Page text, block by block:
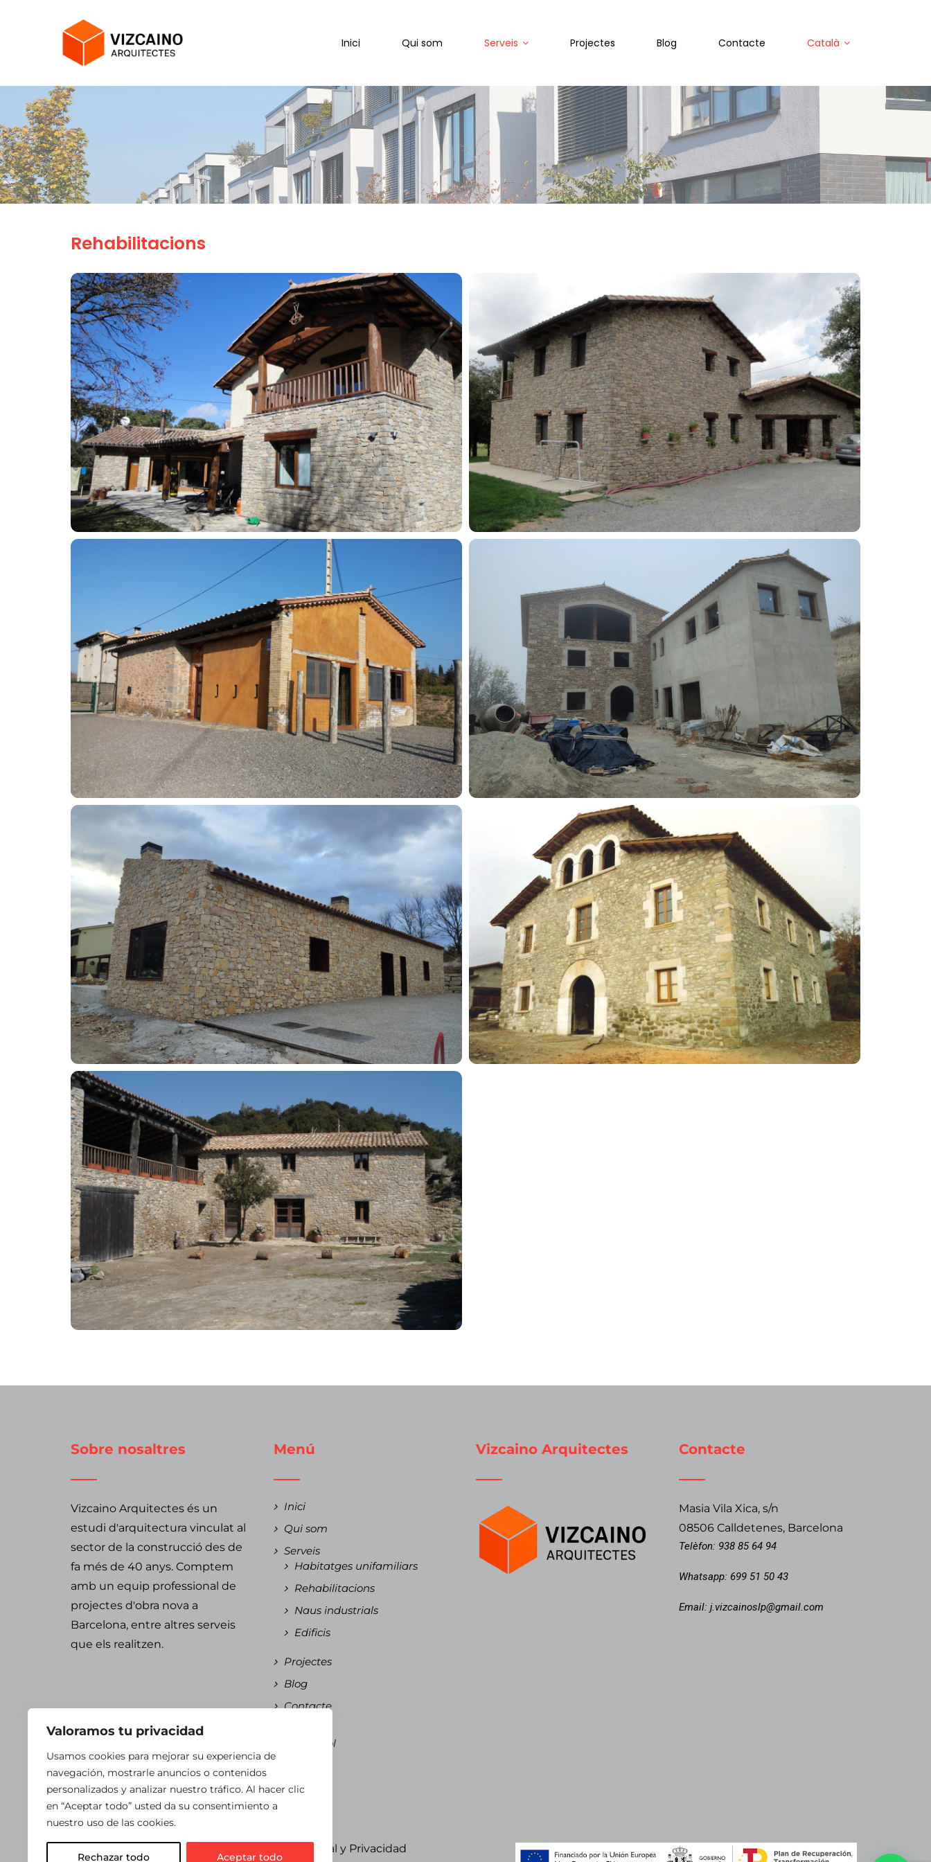
Valoramos tu privacidad
Usamos cookies para mejorar su experiencia de
navegación, mostrarle anuncios o contenidos
personalizados y analizar nuestro tráfico. Al hacer clic
en “Aceptar todo” usted da su consentimiento a
nuestro uso de las cookies.
Rechazar todo Aceptar todo
Inici Qui som Serveis Projectes Blog Contacte Català
Rehabilitacions
Sobre nosaltres
Vizcaino Arquitectes és un
estudi d'arquitectura vinculat al
sector de la construcció des de
fa més de 40 anys. Comptem
amb un equip professional de
projectes d'obra nova a
Barcelona, ​​entre altres serveis
que els realitzen.
Menú
Inici
Qui som
Serveis
Habitatges unifamiliars
Rehabilitacions
Naus industrials
Edificis
Projectes
Blog
Contacte
Español
Vizcaino Arquitectes Contacte
Masia Vila Xica, s/n
08506 Calldetenes, Barcelona
Telèfon: 938 85 64 94
Whatsapp: 699 51 50 43
Email: j.vizcainoslp@gmail.com
Aviso legal y Privacidad